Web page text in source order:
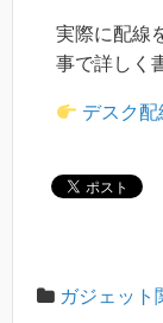
実際に配線
事で詳しく
デスク
ガジェット